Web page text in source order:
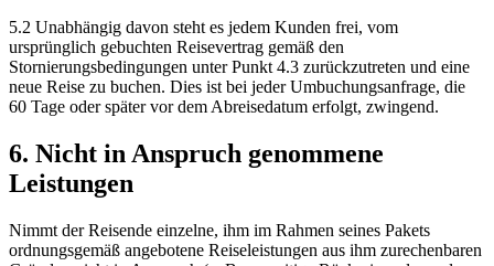
5.2 Unabhängig davon steht es jedem Kunden frei, vom
ursprünglich gebuchten Reisevertrag gemäß den
Stornierungsbedingungen unter Punkt 4.3 zurückzutreten und eine
neue Reise zu buchen. Dies ist bei jeder Umbuchungsanfrage, die
60 Tage oder später vor dem Abreisedatum erfolgt, zwingend.
6. Nicht in Anspruch genommene
Leistungen
Nimmt der Reisende einzelne, ihm im Rahmen seines Pakets
ordnungsgemäß angebotene Reiseleistungen aus ihm zurechenbaren